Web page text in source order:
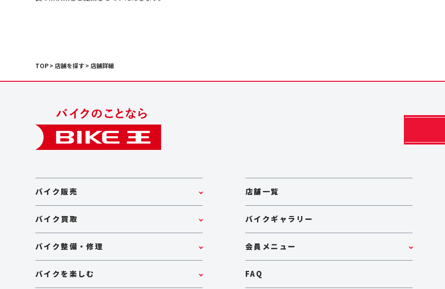
TOP 店舗を探す 店舗詳細
バイク販売
バイク買取
バイク整備・修理
バイクを楽しむ
店舗一覧
バイクギャラリー
会員メニュー
FAQ